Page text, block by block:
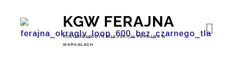
KGW FERAJNA
KOŁO GOSPODYŃ WIEJSKICH FERAJNA W
WARKAŁACH